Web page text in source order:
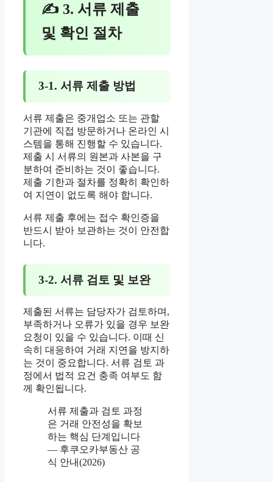
✍ 3. 서류 제출
및 확인 절차
3-1. 서류 제출 방법
서류 제출은 중개업소 또는 관할
기관에 직접 방문하거나 온라인 시
스템을 통해 진행할 수 있습니다.
제출 시 서류의 원본과 사본을 구
분하여 준비하는 것이 좋습니다.
제출 기한과 절차를 정확히 확인하
여 지연이 없도록 해야 합니다.
서류 제출 후에는 접수 확인증을
반드시 받아 보관하는 것이 안전합
니다.
3-2. 서류 검토 및 보완
제출된 서류는 담당자가 검토하며,
부족하거나 오류가 있을 경우 보완
요청이 있을 수 있습니다. 이때 신
속히 대응하여 거래 지연을 방지하
는 것이 중요합니다. 서류 검토 과
정에서 법적 요건 충족 여부도 함
께 확인됩니다.
서류 제출과 검토 과정
은 거래 안전성을 확보
하는 핵심 단계입니다
— 후쿠오카부동산 공
식 안내(2026)